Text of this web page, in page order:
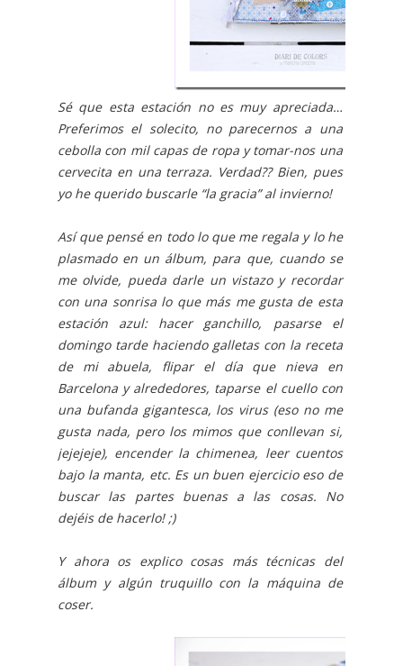
Sé que esta estación no es muy apreciada…
Preferimos el solecito, no parecernos a una
cebolla con mil capas de ropa y tomar-nos una
cervecita en una terraza. Verdad?? Bien, pues
yo he querido buscarle “la gracia” al invierno!
Así que pensé en todo lo que me regala y lo he
plasmado en un álbum, para que, cuando se
me olvide, pueda darle un vistazo y recordar
con una sonrisa lo que más me gusta de esta
estación azul: hacer ganchillo, pasarse el
domingo tarde haciendo galletas con la receta
de mi abuela, flipar el día que nieva en
Barcelona y alrededores, taparse el cuello con
una bufanda gigantesca, los virus (eso no me
gusta nada, pero los mimos que conllevan si,
jejejeje), encender la chimenea, leer cuentos
bajo la manta, etc. Es un buen ejercicio eso de
buscar las partes buenas a las cosas. No
dejéis de hacerlo! ;)
Y ahora os explico cosas más técnicas del
álbum y algún truquillo con la máquina de
coser.